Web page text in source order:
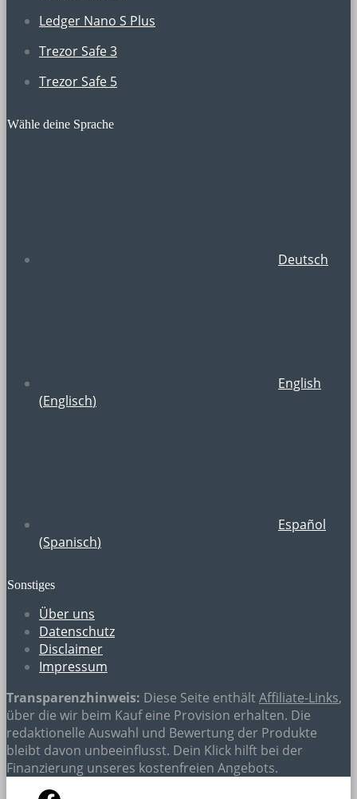
Ledger Nano S Plus
Trezor Safe 3
Trezor Safe 5
Wähle deine Sprache
Deutsch
English
(Englisch)
Español
(Spanisch)
Sonstiges
Über uns
Datenschutz
Disclaimer
Impressum
Transparenzhinweis: Diese Seite enthältAffiliate-Links,
über die wir beim Kauf eine Provision erhalten. Die
redaktionelle Auswahl und Bewertung der Produkte
bleibt davon unbeeinflusst. Dein Klick hilft bei der
Finanzierung unseres kostenfreien Angebots.